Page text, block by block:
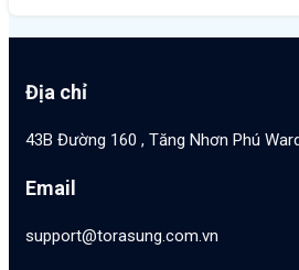
Địa chỉ
43B Đường 160 , Tăng Nhơn Phú
Email
support@torasung.com.vn